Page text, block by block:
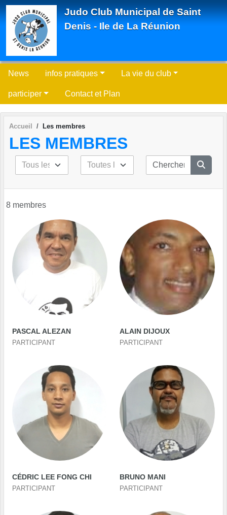
Judo Club Municipal de Saint
Denis - Ile de La Réunion
News infos pratiques La vie du club
participer Contact et Plan
Accueil Les membres
LES MEMBRES
8 membres
PASCAL ALEZAN
PARTICIPANT
ALAIN DIJOUX
PARTICIPANT
CÉDRIC LEE FONG CHI
PARTICIPANT
BRUNO MANI
PARTICIPANT
Panneau de gestion des cookies